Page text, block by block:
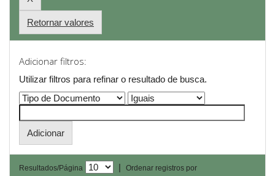
Retornar valores
Adicionar filtros:
Utilizar filtros para refinar o resultado de busca.
Resultados/Página |
Ordenar registros por